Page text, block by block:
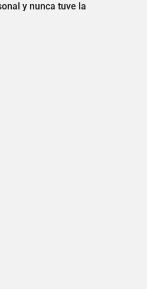
y nunca tuve la